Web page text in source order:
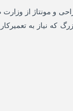
و مونتاژ از
که نیاز به